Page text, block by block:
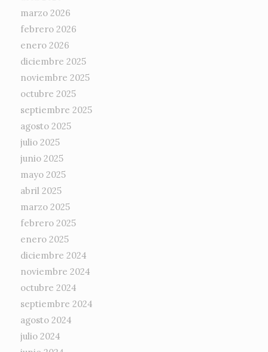
marzo 2026
febrero 2026
enero 2026
diciembre 2025
noviembre 2025
octubre 2025
septiembre 2025
agosto 2025
julio 2025
junio 2025
mayo 2025
abril 2025
marzo 2025
febrero 2025
enero 2025
diciembre 2024
noviembre 2024
octubre 2024
septiembre 2024
agosto 2024
julio 2024